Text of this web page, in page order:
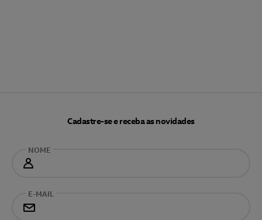
Cadastre-se e receba as novidades
NOME
E-MAIL